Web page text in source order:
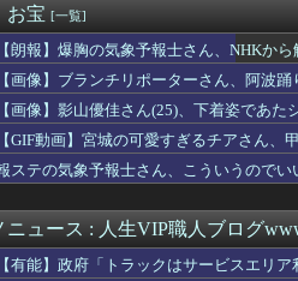
震発生時の手術室の様子が公開される
職場不倫が多すぎる理由がマジでヤバイ
っていうゲームを2作連続クリアした
W杯予選で審判を性接待して買収してい
なぜ日本の軽トラックはアメリカのピッ
い男性の6割超が「人生の敗者」 株式
探偵八雲』 『万能鑑定士Ｑの事件簿』 『
ガンダサッカー界に衝撃 若き主将が死
れない運転、限界突破する
志さん、大勢の若いファンに囲まれてご
でセッ○スしてきた結果ｗｗｗｗｗｗｗ
ースの「世界に5種しかない飛行能力」
お宝 [一覧]
【朗報】爆胸の気象予報士さん、NHKか
【画像】ブランチリポーターさん、阿波踊
【画像】影山優佳さん(25)、下着姿であた
【GIF動画】宮城の可愛すぎるチアさん、
ステの気象予報士さん、こういうのでい
ニュース : 人生VIP職人ブログ
【有能】政府「トラックはサービスエリ